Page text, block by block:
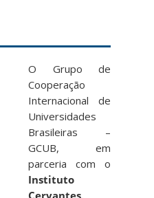
O Grupo de
Cooperação
Internacional de
Universidades
Brasileiras –
GCUB, em
parceria com o
Instituto
Cervantes,